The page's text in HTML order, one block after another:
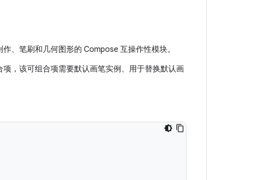
、笔刷和几何图形的 Compose 互操作性模块。
项，该可组合项需要默认画笔实例、用于替换默认画